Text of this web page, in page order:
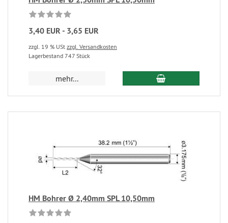
3,40 EUR - 3,65 EUR
zzgl. 19 % USt zzgl. Versandkosten
Lagerbestand 747 Stück
mehr...
HM Bohrer Ø 2,40mm SPL 10,50mm